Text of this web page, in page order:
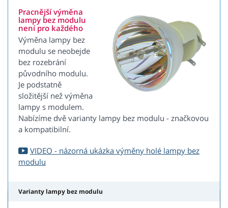
Pracnější výměna
lampy bez modulu
není pro každého
Výměna lampy bez
modulu se neobejde
bez rozebrání
původního modulu.
Je podstatně
složitější než výměna
lampy s modulem.
Nabízíme dvě varianty lampy bez modulu - značkovou
a kompatibilní.
VIDEO - názorná ukázka výměny holé lampy bez
modulu
Varianty lampy bez modulu